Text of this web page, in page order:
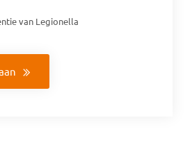
van Legionella